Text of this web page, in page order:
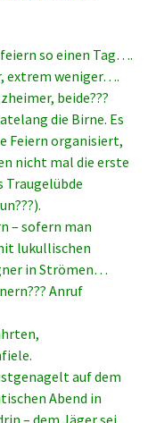
so einen Tag….
extrem weniger….
beide???
die Birne. Es
Feiern organisiert,
nicht mal die erste
Traugelübde
– sofern man
lukullischen
in Strömen…
Anruf
auf dem
Abend in
– dem Jäger sei